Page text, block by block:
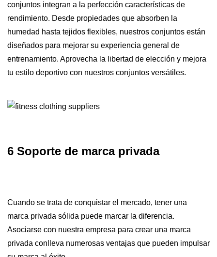
conjuntos integran a la perfección características de
rendimiento. Desde propiedades que absorben la
humedad hasta tejidos flexibles, nuestros conjuntos están
diseñados para mejorar su experiencia general de
entrenamiento. Aprovecha la libertad de elección y mejora
tu estilo deportivo con nuestros conjuntos versátiles.
6 Soporte de marca privada
Cuando se trata de conquistar el mercado, tener una
marca privada sólida puede marcar la diferencia.
Asociarse con nuestra empresa para crear una marca
privada conlleva numerosas ventajas que pueden impulsar